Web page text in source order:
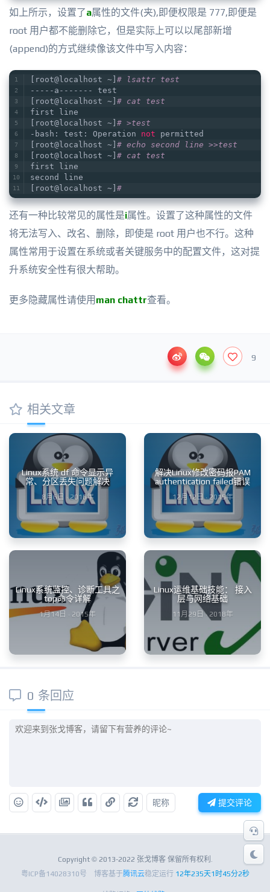
如上所示，设置了a属性的文件(夹),即便权限是 777,即便是
root 用户都不能删除它，但是实际上可以以尾部新增
(append)的方式继续像该文件中写入内容：
[root@localhost ~] # lsattr test
-----a------- test
[root@localhost ~] # cat test
first line
[root@localhost ~] # >test
-bash: test: Operation not permitted
[root@localhost ~] # echo second line >>test
[root@localhost ~] # cat test
first line
second line
[root@localhost ~] #
还有一种比较常见的属性是i属性。设置了这种属性的文件
将无法写入、改名、删除，即使是 root 用户也不行。这种
属性常用于设置在系统或者关键服务中的配置文件，这对提
升系统安全性有很大帮助。
更多隐藏属性请使用 man chattr查看。
9
相关文章
Linux系统 df 命令显示异
常、分区丢失问题解决
8月6日 · 2016年
解决Linux修改密码报PAM
authentication failed错误
12月12日 · 2015年
Linux系统监控、诊断工具之
top命令详解
1月14日 · 2015年
Linux运维基础技能： 接入
层与网络基础
11月29日 · 2018年
0 条回应
昵称 提交评论
Copyright © 2013-2022 张戈博客 保留所有权利.
粤ICP备14028310号
博客基于腾讯云稳定运行 12年235天1时45分2秒